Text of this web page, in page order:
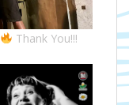
Thank You!!!